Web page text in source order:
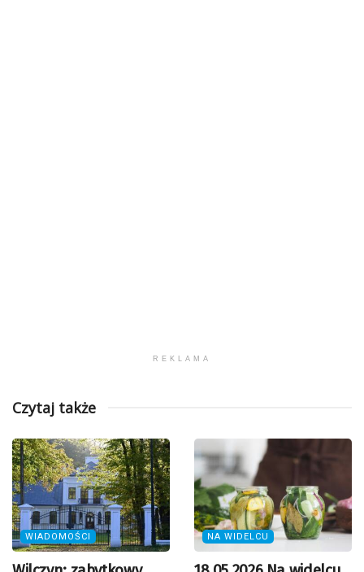
REKLAMA
Czytaj także
WIADOMOŚCI NA WIDELCU